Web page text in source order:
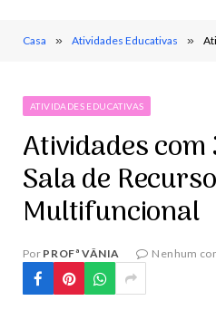
Casa » Atividades Educativas »
ATIVIDADES EDUCATIVAS
Atividades
Sala de
Multifuncional
Por PROFª VÂNIA Nenhum